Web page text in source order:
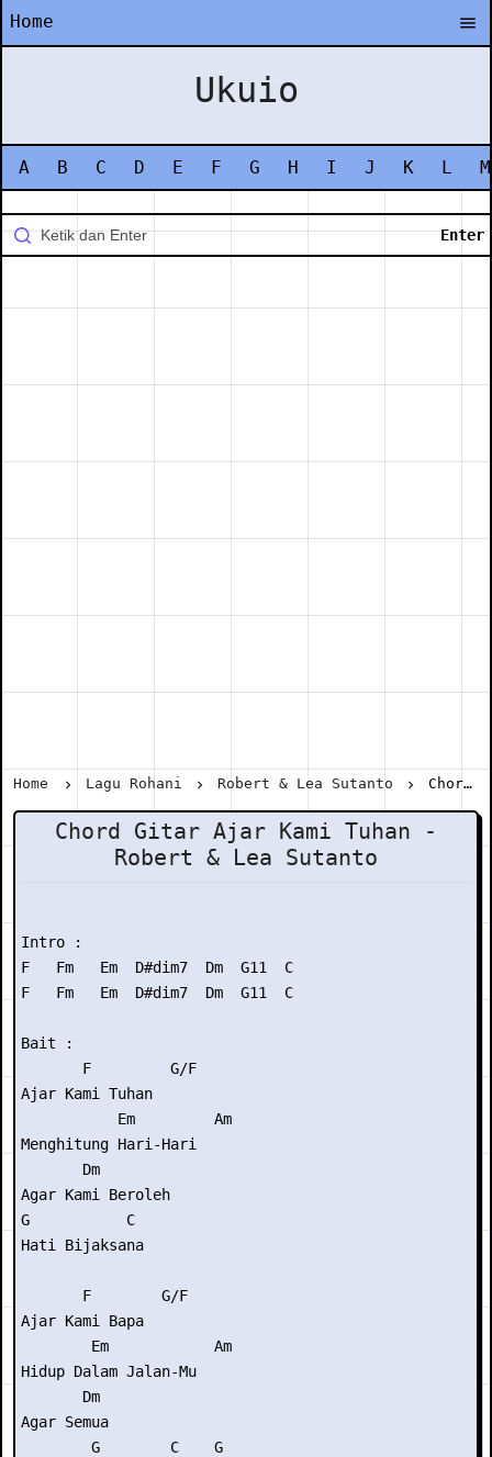
Home
Ukuio
A B C D E F G H I J K L M
Home Lagu Rohani Robert & Lea Sutanto Chord Gitar Ajar Kami Tuhan - Robert & Lea Sutanto
Chord Gitar Ajar Kami Tuhan -
Robert & Lea Sutanto
Intro :
F   Fm   Em  D#dim7  Dm  G11  C
F   Fm   Em  D#dim7  Dm  G11  C
Bait :
       F         G/F
Ajar Kami Tuhan
           Em         Am
Menghitung Hari-Hari
       Dm
Agar Kami Beroleh
G           C
Hati Bijaksana
       F        G/F
Ajar Kami Bapa
        Em            Am
Hidup Dalam Jalan-Mu
       Dm
Agar Semua
        G        C    G